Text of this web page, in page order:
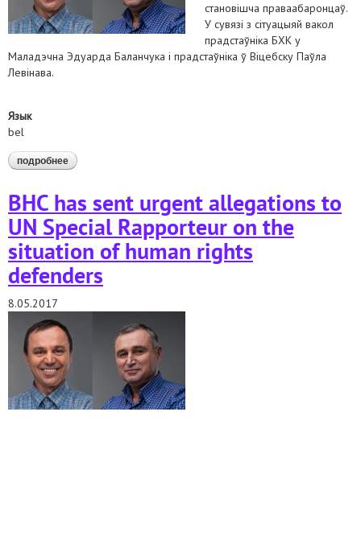
становішча праваабаронцаў.
У сувязі з сітуацыяй вакол
прадстаўніка БХК у
Маладэчна Эдуарда Баланчука і прадстаўніка ў Віцебску Паўла
Левінава.
Язык
bel
подробнее о upd па стане на 31 траўня.тэрміновыя звароты да
спецыяльнага дакладчыка аан па пытаннях становішча
BHC has sent urgent allegations to
UN Special Rapporteur on the
situation of human rights
defenders
8.05.2017